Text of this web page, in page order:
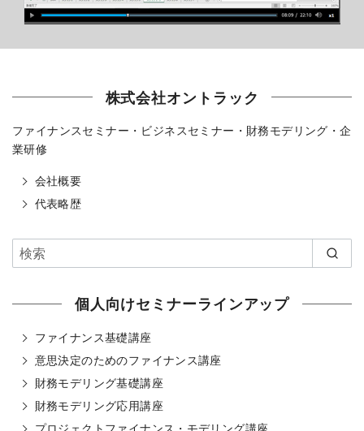
株式会社オントラック
ファイナンスセミナー・ビジネスセミナー・財務モデリング・企
業研修
会社概要
代表略歴
個人向けセミナーラインアップ
ファイナンス基礎講座
意思決定のためのファイナンス講座
財務モデリング基礎講座
財務モデリング応用講座
プロジェクトファイナンス・モデリング講座